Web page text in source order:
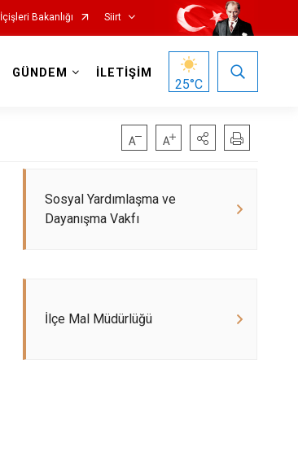
İçişleri Bakanlığı Siirt
GÜNDEM İLETİŞİM
25°C
Sosyal Yardımlaşma ve
Dayanışma Vakfı
İlçe Mal Müdürlüğü